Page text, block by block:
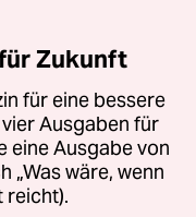
Zukunft
für eine bessere
Ausgaben für
eine Ausgabe von
„Was wäre, wenn
reicht).